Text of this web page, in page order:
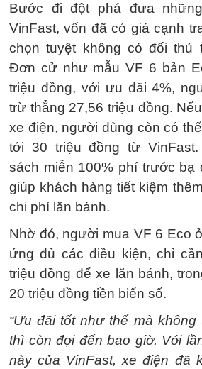
Bước đi đột phá đưa
VinFast, vốn đã có giá cạnh
chọn tuyệt không có đối thủ
Đơn cử như mẫu VF 6 bản
triệu đồng, với ưu đãi 4%,
trừ thẳng 27,56 triệu đồng.
xe điện, người dùng còn có
tới 30 triệu đồng từ
sách miễn 100% phí trước bạ
giúp khách hàng tiết kiệm
chi phí lăn bánh.
Nhờ đó, người mua VF 6 Eco
ứng đủ các điều kiện, chỉ
triệu đồng để xe lăn bánh,
20 triệu đồng tiền biển số.
“Ưu đãi tốt như thế mà không
thì còn đợi đến bao giờ. Với
này của VinFast, xe điện đã